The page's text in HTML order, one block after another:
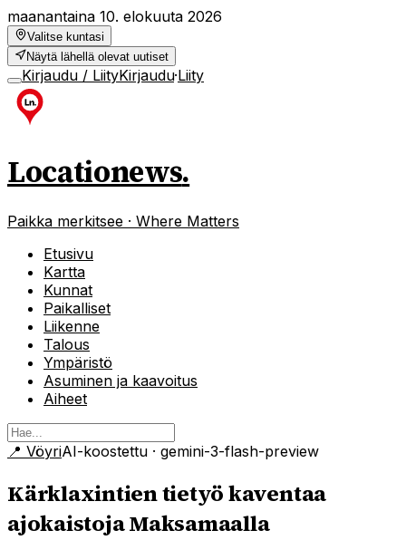
maanantaina 10. elokuuta 2026
Valitse kuntasi
Näytä lähellä olevat uutiset
Kirjaudu / LiityKirjaudu·Liity
Locationews.
Paikka merkitsee · Where Matters
Etusivu
Kartta
Kunnat
Paikalliset
Liikenne
Talous
Ympäristö
Asuminen ja kaavoitus
Aiheet
📍 VöyriAI-koostettu · gemini-3-flash-preview
Kärklaxintien tietyö kaventaa
ajokaistoja Maksamaalla